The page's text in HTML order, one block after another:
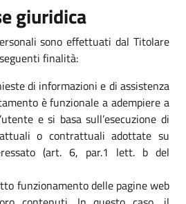
giuridica
sono effettuati dal Titolare
finalità:
di informazioni e di assistenza
è funzionale a adempiere a
e si basa sull’esecuzione di
o contrattuali adottate su
(art. 6, par.1 lett. b del
funzionamento delle pagine web